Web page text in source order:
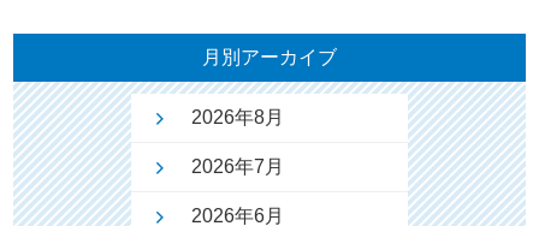
月別アーカイブ
2026年8月
2026年7月
2026年6月